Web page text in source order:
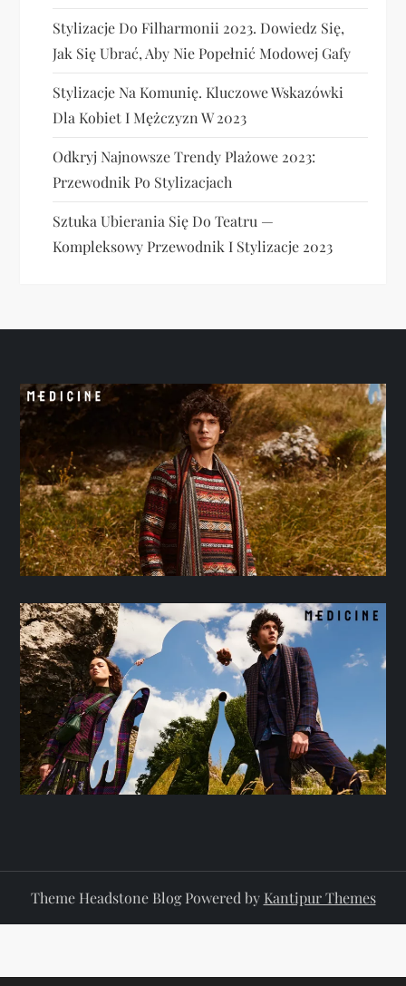
Stylizacje Do Filharmonii 2023. Dowiedz Się,
Jak Się Ubrać, Aby Nie Popełnić Modowej Gafy
Stylizacje Na Komunię. Kluczowe Wskazówki
Dla Kobiet I Mężczyzn W 2023
Odkryj Najnowsze Trendy Plażowe 2023:
Przewodnik Po Stylizacjach
Sztuka Ubierania Się Do Teatru —
Kompleksowy Przewodnik I Stylizacje 2023
Theme Headstone Blog Powered by Kantipur Themes